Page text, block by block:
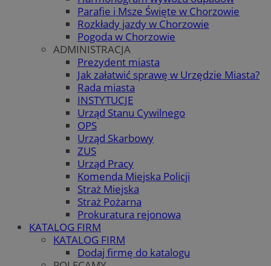
Parafie i Msze Święte w Chorzowie
Rozkłady jazdy w Chorzowie
Pogoda w Chorzowie
ADMINISTRACJA
Prezydent miasta
Jak załatwić sprawę w Urzędzie Miasta?
Rada miasta
INSTYTUCJE
Urząd Stanu Cywilnego
OPS
Urząd Skarbowy
ZUS
Urząd Pracy
Komenda Miejska Policji
Straż Miejska
Straż Pożarna
Prokuratura rejonowa
KATALOG FIRM
KATALOG FIRM
Dodaj firmę do katalogu